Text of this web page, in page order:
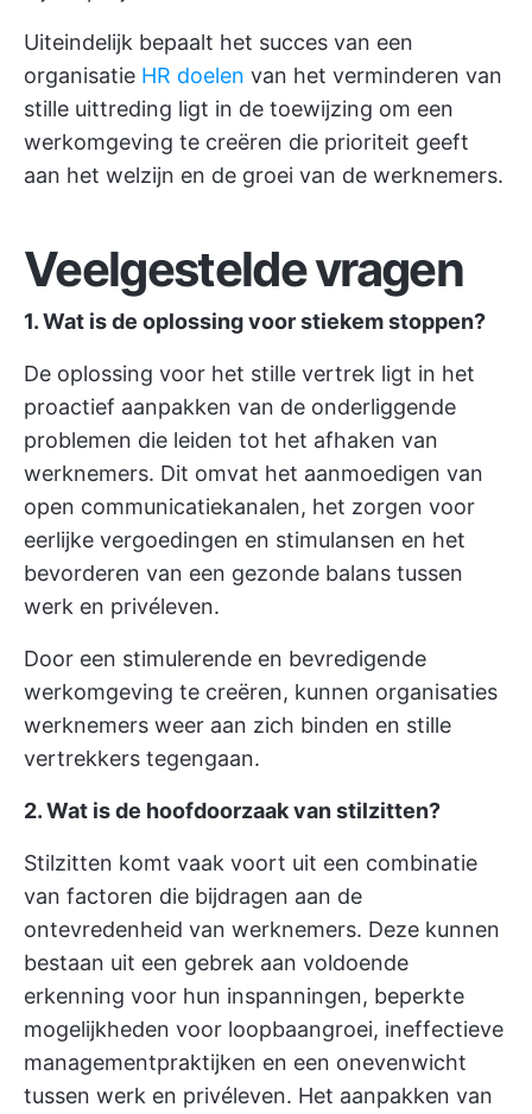
Uiteindelijk bepaalt het succes van een
organisatie HR doelen van het verminderen van
stille uittreding ligt in de toewijzing om een
werkomgeving te creëren die prioriteit geeft
aan het welzijn en de groei van de werknemers.
Veelgestelde vragen
1. Wat is de oplossing voor stiekem stoppen?
De oplossing voor het stille vertrek ligt in het
proactief aanpakken van de onderliggende
problemen die leiden tot het afhaken van
werknemers. Dit omvat het aanmoedigen van
open communicatiekanalen, het zorgen voor
eerlijke vergoedingen en stimulansen en het
bevorderen van een gezonde balans tussen
werk en privéleven.
Door een stimulerende en bevredigende
werkomgeving te creëren, kunnen organisaties
werknemers weer aan zich binden en stille
vertrekkers tegengaan.
2. Wat is de hoofdoorzaak van stilzitten?
Stilzitten komt vaak voort uit een combinatie
van factoren die bijdragen aan de
ontevredenheid van werknemers. Deze kunnen
bestaan uit een gebrek aan voldoende
erkenning voor hun inspanningen, beperkte
mogelijkheden voor loopbaangroei, ineffectieve
managementpraktijken en een onevenwicht
tussen werk en privéleven. Het aanpakken van